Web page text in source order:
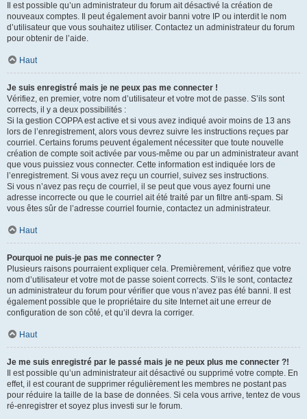
Il est possible qu’un administrateur du forum ait désactivé la création de
nouveaux comptes. Il peut également avoir banni votre IP ou interdit le nom
d’utilisateur que vous souhaitez utiliser. Contactez un administrateur du forum
pour obtenir de l’aide.
Haut
Je suis enregistré mais je ne peux pas me connecter !
Vérifiez, en premier, votre nom d’utilisateur et votre mot de passe. S’ils sont
corrects, il y a deux possibilités :
Si la gestion COPPA est active et si vous avez indiqué avoir moins de 13 ans
lors de l’enregistrement, alors vous devrez suivre les instructions reçues par
courriel. Certains forums peuvent également nécessiter que toute nouvelle
création de compte soit activée par vous-même ou par un administrateur avant
que vous puissiez vous connecter. Cette information est indiquée lors de
l’enregistrement. Si vous avez reçu un courriel, suivez ses instructions.
Si vous n’avez pas reçu de courriel, il se peut que vous ayez fourni une
adresse incorrecte ou que le courriel ait été traité par un filtre anti-spam. Si
vous êtes sûr de l’adresse courriel fournie, contactez un administrateur.
Haut
Pourquoi ne puis-je pas me connecter ?
Plusieurs raisons pourraient expliquer cela. Premièrement, vérifiez que votre
nom d’utilisateur et votre mot de passe soient corrects. S’ils le sont, contactez
un administrateur du forum pour vérifier que vous n’avez pas été banni. Il est
également possible que le propriétaire du site Internet ait une erreur de
configuration de son côté, et qu’il devra la corriger.
Haut
Je me suis enregistré par le passé mais je ne peux plus me connecter ?!
Il est possible qu’un administrateur ait désactivé ou supprimé votre compte. En
effet, il est courant de supprimer régulièrement les membres ne postant pas
pour réduire la taille de la base de données. Si cela vous arrive, tentez de vous
ré-enregistrer et soyez plus investi sur le forum.